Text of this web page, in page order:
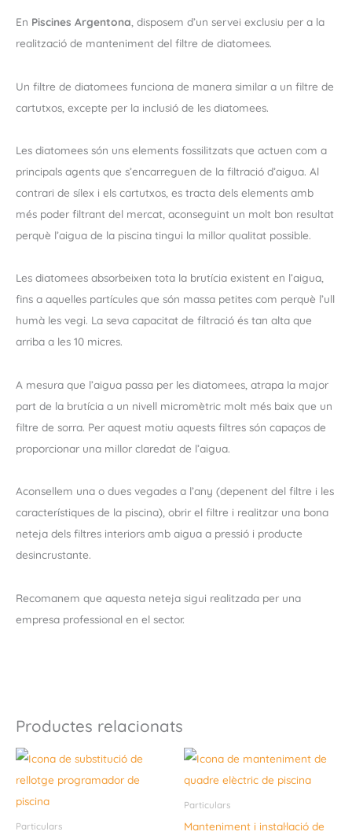
En Piscines Argentona , disposem d’un servei exclusiu per a la
realització de manteniment del filtre de diatomees.
Un filtre de diatomees funciona de manera similar a un filtre de
cartutxos, excepte per la inclusió de les diatomees.
Les diatomees són uns elements fossilitzats que actuen com a
principals agents que s’encarreguen de la filtració d’aigua. Al
contrari de sílex i els cartutxos, es tracta dels elements amb
més poder filtrant del mercat, aconseguint un molt bon resultat
perquè l’aigua de la piscina tingui la millor qualitat possible.
Les diatomees absorbeixen tota la brutícia existent en l’aigua,
fins a aquelles partícules que són massa petites com perquè l’ull
humà les vegi. La seva capacitat de filtració és tan alta que
arriba a les 10 micres.
A mesura que l’aigua passa per les diatomees, atrapa la major
part de la brutícia a un nivell micromètric molt més baix que un
filtre de sorra. Per aquest motiu aquests filtres són capaços de
proporcionar una millor claredat de l’aigua.
Aconsellem una o dues vegades a l’any (depenent del filtre i les
característiques de la piscina), obrir el filtre i realitzar una bona
neteja dels filtres interiors amb aigua a pressió i producte
desincrustante.
Recomanem que aquesta neteja sigui realitzada per una
empresa professional en el sector.
Productes relacionats
Particulars
Particulars
Manteniment i instal·lació de